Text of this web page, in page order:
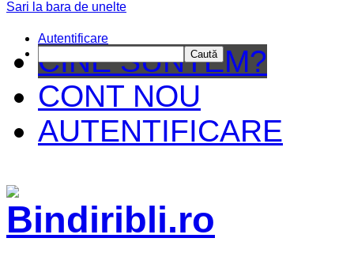
CINE SUNTEM?
CONT NOU
AUTENTIFICARE
Sari la bara de unelte
Autentificare
Caută